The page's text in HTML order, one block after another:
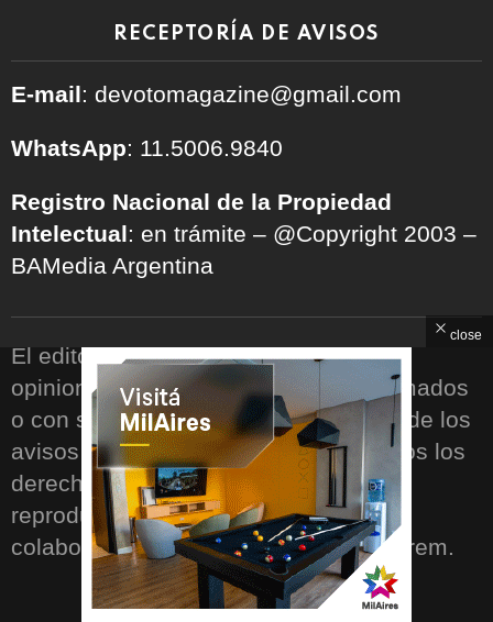
RECEPTORÍA DE AVISOS
E-mail: devotomagazine@gmail.com
WhatsApp: 11.5006.9840
Registro Nacional de la Propiedad
Intelectual: en trámite – @Copyright 2003 –
BAMedia Argentina
El editor no se responsabiliza por las
opiniones vertidas en los artículos firmados
o con seudónimo, ni por el contenido de los
avisos publicitarios o solicitadas. Todos los
derechos reservados. Prohibida su
reproducción total o parcial. Las
colaboraciones firmadas son ad honorem.
close